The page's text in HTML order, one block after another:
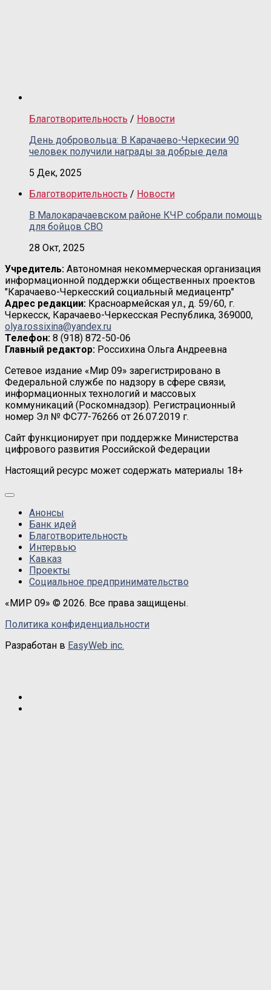
Благотворительность / Новости
День добровольца: В Карачаево-Черкесии 90
человек получили награды за добрые дела
5 Дек, 2025
Благотворительность / Новости
В Малокарачаевском районе КЧР собрали помощь
для бойцов СВО
28 Окт, 2025
Учредитель: Автономная некоммерческая организация
информационной поддержки общественных проектов
"Карачаево-Черкесский социальный медиацентр"
Адрес редакции: Красноармейская ул., д. 59/60, г.
Черкесск, Карачаево-Черкесская Республика, 369000,
olya.rossixina@yandex.ru
Телефон: 8 (918) 872-50-06
Главный редактор: Россихина Ольга Андреевна
Сетевое издание «Мир 09» зарегистрировано в
Федеральной службе по надзору в сфере связи,
информационных технологий и массовых
коммуникаций (Роскомнадзор). Регистрационный
номер Эл № ФС77-76266 от 26.07.2019 г.
Сайт функционирует при поддержке Министерства
цифрового развития Российской Федерации
Настоящий ресурс может содержать материалы 18+
Анонсы
Банк идей
Благотворительность
Интервью
Кавказ
Проекты
Социальное предпринимательство
«МИР 09» © 2026. Все права защищены.
Политика конфиденциальности
Разработан в EasyWeb inc.